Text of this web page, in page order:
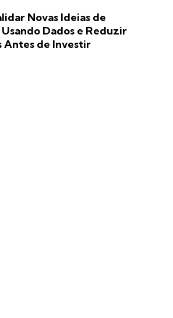
Novas Ideias de
Dados e Reduzir
Antes de Investir